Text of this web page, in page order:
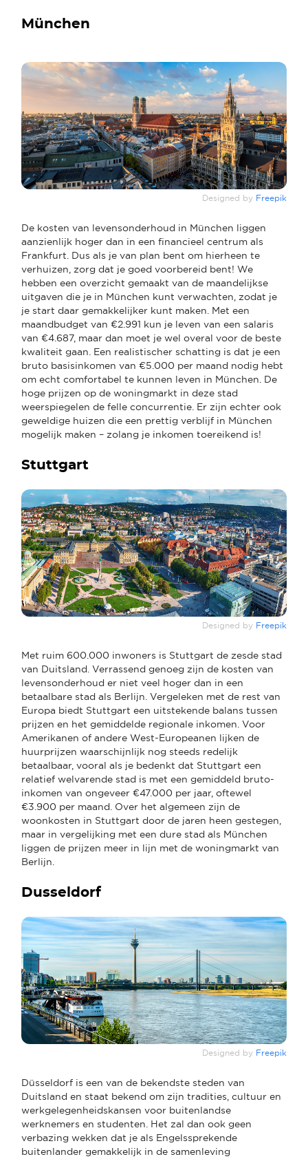
München
Designed by Freepik
De kosten van levensonderhoud in München liggen
aanzienlijk hoger dan in een financieel centrum als
Frankfurt. Dus als je van plan bent om hierheen te
verhuizen, zorg dat je goed voorbereid bent! We
hebben een overzicht gemaakt van de maandelijkse
uitgaven die je in München kunt verwachten, zodat je
je start daar gemakkelijker kunt maken. Met een
maandbudget van €2.991 kun je leven van een salaris
van €4.687, maar dan moet je wel overal voor de beste
kwaliteit gaan. Een realistischer schatting is dat je een
bruto basisinkomen van €5.000 per maand nodig hebt
om echt comfortabel te kunnen leven in München. De
hoge prijzen op de woningmarkt in deze stad
weerspiegelen de felle concurrentie. Er zijn echter ook
geweldige huizen die een prettig verblijf in München
mogelijk maken – zolang je inkomen toereikend is!
Stuttgart
Designed by Freepik
Met ruim 600.000 inwoners is Stuttgart de zesde stad
van Duitsland. Verrassend genoeg zijn de kosten van
levensonderhoud er niet veel hoger dan in een
betaalbare stad als Berlijn. Vergeleken met de rest van
Europa biedt Stuttgart een uitstekende balans tussen
prijzen en het gemiddelde regionale inkomen. Voor
Amerikanen of andere West-Europeanen lijken de
huurprijzen waarschijnlijk nog steeds redelijk
betaalbaar, vooral als je bedenkt dat Stuttgart een
relatief welvarende stad is met een gemiddeld bruto-
inkomen van ongeveer €47.000 per jaar, oftewel
€3.900 per maand. Over het algemeen zijn de
woonkosten in Stuttgart door de jaren heen gestegen,
maar in vergelijking met een dure stad als München
liggen de prijzen meer in lijn met de woningmarkt van
Berlijn.
Dusseldorf
Designed by Freepik
Düsseldorf is een van de bekendste steden van
Duitsland en staat bekend om zijn tradities, cultuur en
werkgelegenheidskansen voor buitenlandse
werknemers en studenten. Het zal dan ook geen
verbazing wekken dat je als Engelssprekende
buitenlander gemakkelijk in de samenleving